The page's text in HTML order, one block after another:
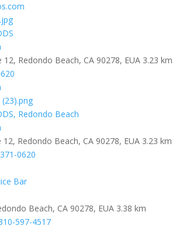
12, Redondo Beach, CA 90278, EUA 3.23 km
Redondo Beach
Redondo Beach, CA 90278, EUA 3.23 km
0620
Bar
Beach, CA 90278, EUA 3.38 km
597-4517